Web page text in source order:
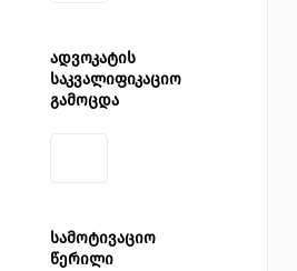
ადვოკატის
საკვალიფიკაციო
გამოცდა
სამოტივაციო
წერილი